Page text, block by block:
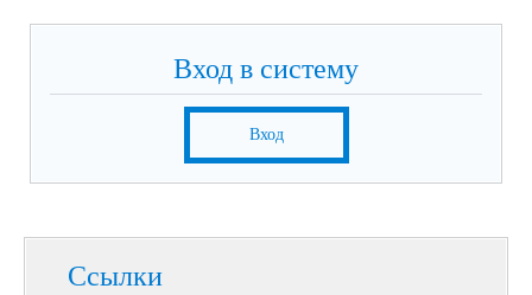
Вход в систему
Вход
Ссылки